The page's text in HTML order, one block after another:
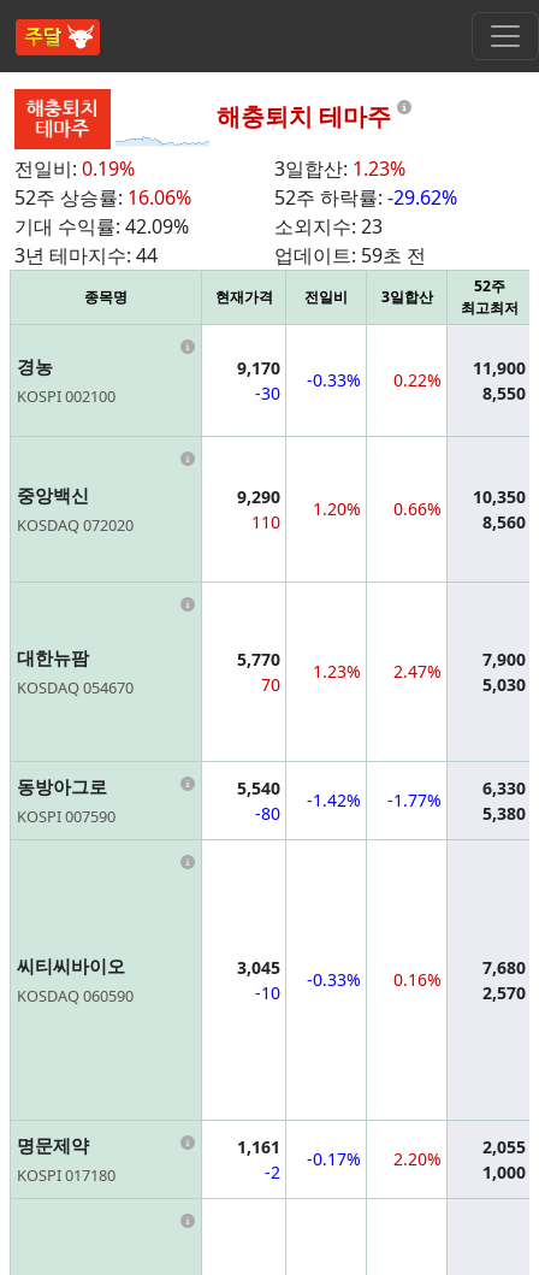
해충퇴치 테마주 Information
전일비: 0.19% 3일합산: 1.23%
52주 상승률: 16.06% 52주 하락률: -29.62%
기대 수익률: 42.09% 소외지수: 23
3년 테마지수: 44 업데이트: 59초 전
종목명 현재가격 전일비 3일합산
52주
최고최저
경농
KOSPI 002100
Information
9,170
-30
-0.33% 0.22%
11,900
8,550
중앙백신
KOSDAQ 072020
Information
9,290
110
1.20% 0.66%
10,350
8,560
대한뉴팜
KOSDAQ 054670
Information
5,770
70
1.23% 2.47%
7,900
5,030
동방아그로
KOSPI 007590
Information
5,540
-80
-1.42% -1.77%
6,330
5,380
씨티씨바이오
KOSDAQ 060590
Information
3,045
-10
-0.33% 0.16%
7,680
2,570
명문제약
KOSPI 017180
Information
1,161
-2
-0.17% 2.20%
2,055
1,000
Information